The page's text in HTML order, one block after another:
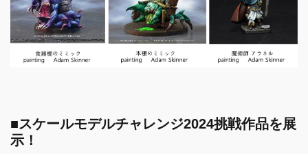
■スケールモデルチャレンジ2024挑戦作品を展
示！